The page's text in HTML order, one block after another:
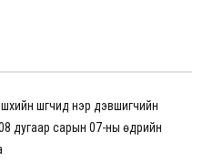
шүүгчид нэр дэвшигчийн
дугаар сарын 07-ны өдрийн